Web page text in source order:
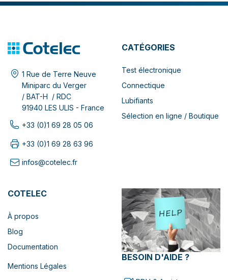
1 Rue de Terre Neuve
Miniparc du Verger
/ BAT-H / RDC
91940 LES ULIS - France
+33 (0)1 69 28 05 06
+33 (0)1 69 28 63 96
infos@cotelec.fr
CATÉGORIES
Test électronique
Connectique
Lubifiants
Sélection en ligne / Boutique
COTELEC
À propos
Blog
Documentation
Mentions Légales
BESOIN D'AIDE ?